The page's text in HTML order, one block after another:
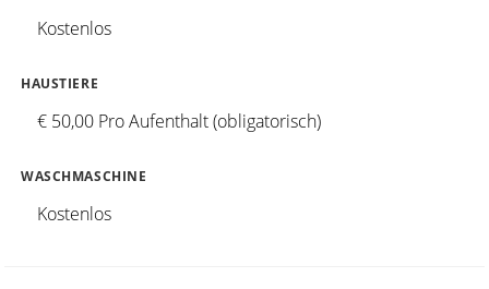
Kostenlos
HAUSTIERE
€ 50,00 Pro Aufenthalt (obligatorisch)
WASCHMASCHINE
Kostenlos